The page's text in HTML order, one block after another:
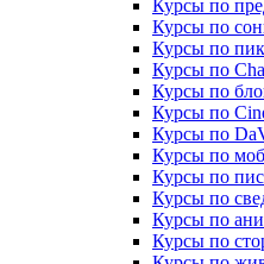
Курсы по
Курсы по
Курсы по
Курсы по
Курсы по
Курсы по
Курсы по
Курсы по
Курсы по
Курсы по
Курсы по
Курсы по